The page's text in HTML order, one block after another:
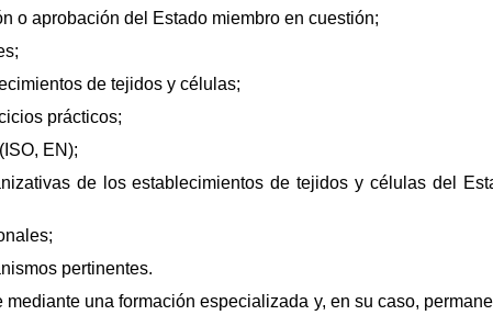
o aprobación del Estado miembro en cuestión;
de tejidos y células;
prácticos;
EN);
de los establecimientos de tejidos y células del
pertinentes.
una formación especializada y, en su caso,